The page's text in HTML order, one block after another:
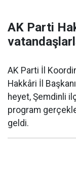
AK Parti
AK Parti İl
Hakkâri İl
heyet, Şemdinli
program
geldi.